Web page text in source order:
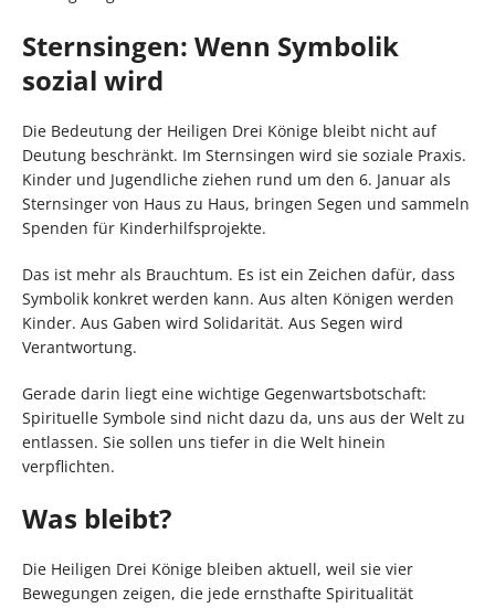
Sternsingen: Wenn Symbolik
sozial wird
Die Bedeutung der Heiligen Drei Könige bleibt nicht auf
Deutung beschränkt. Im Sternsingen wird sie soziale Praxis.
Kinder und Jugendliche ziehen rund um den 6. Januar als
Sternsinger von Haus zu Haus, bringen Segen und sammeln
Spenden für Kinderhilfsprojekte.
Das ist mehr als Brauchtum. Es ist ein Zeichen dafür, dass
Symbolik konkret werden kann. Aus alten Königen werden
Kinder. Aus Gaben wird Solidarität. Aus Segen wird
Verantwortung.
Gerade darin liegt eine wichtige Gegenwartsbotschaft:
Spirituelle Symbole sind nicht dazu da, uns aus der Welt zu
entlassen. Sie sollen uns tiefer in die Welt hinein
verpflichten.
Was bleibt?
Die Heiligen Drei Könige bleiben aktuell, weil sie vier
Bewegungen zeigen, die jede ernsthafte Spiritualität